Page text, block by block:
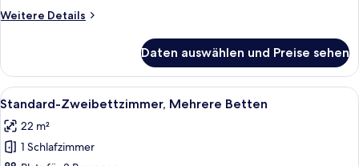
Weitere Details
Weitere
1
Queen-
Bett
Daten auswählen und Preise sehen
Alle
Fotos
für
Standard-
Ein Hotelzimmer mit zwei Betten,
4
Standard-Zweibettzimmer, Mehrere Betten
22 m²
1 Schlafzimmer